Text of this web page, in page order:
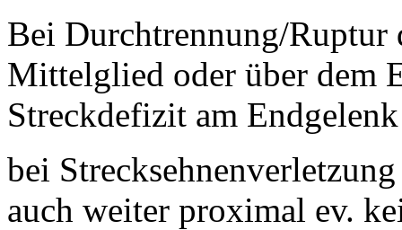
Bei Durchtrennung/Ruptur
Mittelglied oder über dem
Streckdefizit am
bei
auch weiter proximal ev.